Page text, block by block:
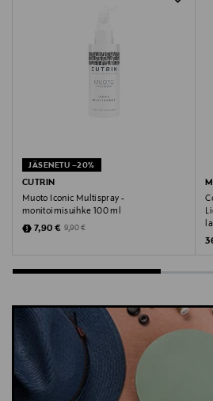
BRUUNS BAZAAR, mekko,
mekko, lyhythihainen mekko, A-
JÄSENETU –20%
CUTRIN
Muoto Iconic Multispray -
monitoimisuihke 100 ml
Discounted Price
7,90 € Original Price
9,90 €